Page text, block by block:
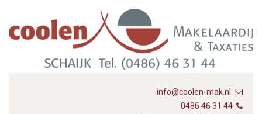
info@coolen-mak.nl
0486 46 31 44